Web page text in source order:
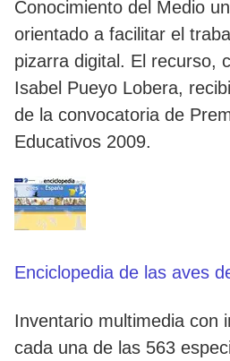
Conocimiento del Medio
orientado a facilitar el
pizarra digital. El recurso,
Isabel Pueyo Lobera,
de la convocatoria de
Educativos 2009.
Enciclopedia de las aves
Inventario multimedia con
cada una de las 563